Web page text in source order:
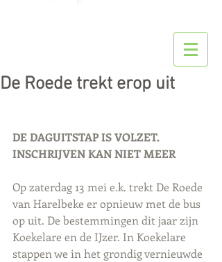
De Roede trekt erop uit
DE DAGUITSTAP IS VOLZET.
INSCHRIJVEN KAN NIET MEER
Op zaterdag 13 mei e.k. trekt De Roede
van Harelbeke er opnieuw met de bus
op uit. De bestemmingen dit jaar zijn
Koekelare en de IJzer. In Koekelare
stappen we in het grondig vernieuwde